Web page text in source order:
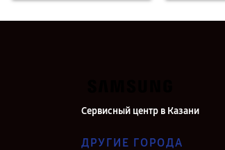
Сервисный центр в Казани
ДРУГИЕ ГОРОДА